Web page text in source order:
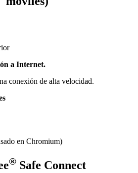
a Internet.
conexión de alta velocidad.
en Chromium)
®Safe Connect